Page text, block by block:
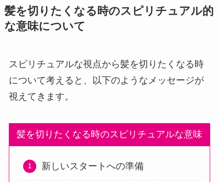
髪を切りたくなる時のスピリチュアル的
な意味について
スピリチュアルな視点から髪を切りたくなる時
について考えると、以下のようなメッセージが
視えてきます。
髪を切りたくなる時のスピリチュアルな意味
新しいスタートへの準備